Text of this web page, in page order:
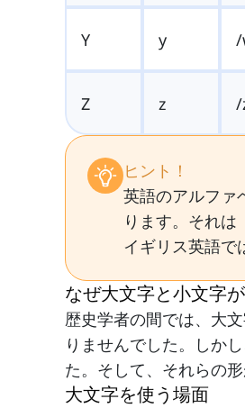
Y y /
Z z /
ヒント！
英語のアルファ
ります。それは
イギリス英語で
なぜ大文字と小文字
歴史学者の間では、大
りませんでした。しか
た。そして、それらの
大文字を使う場面